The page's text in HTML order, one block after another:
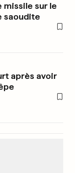
missile sur le
saoudite
après avoir